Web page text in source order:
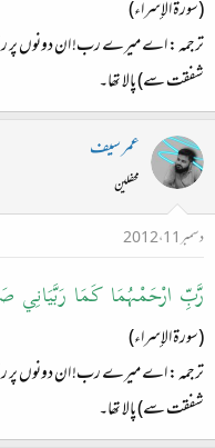
(سورة الإسراء)
ترجمہ : اے میرے رب! ان دونوں پر رحم
شفقت سے) پالا تھا۔
عمر سیف
محفلین
دسمبر 11، 2012
رَّبِّ ارْحَمْهُمَا كَمَا رَبَّيَانِي
(سورة الإسراء)
ترجمہ : اے میرے رب! ان دونوں پر رحم
شفقت سے) پالا تھا۔